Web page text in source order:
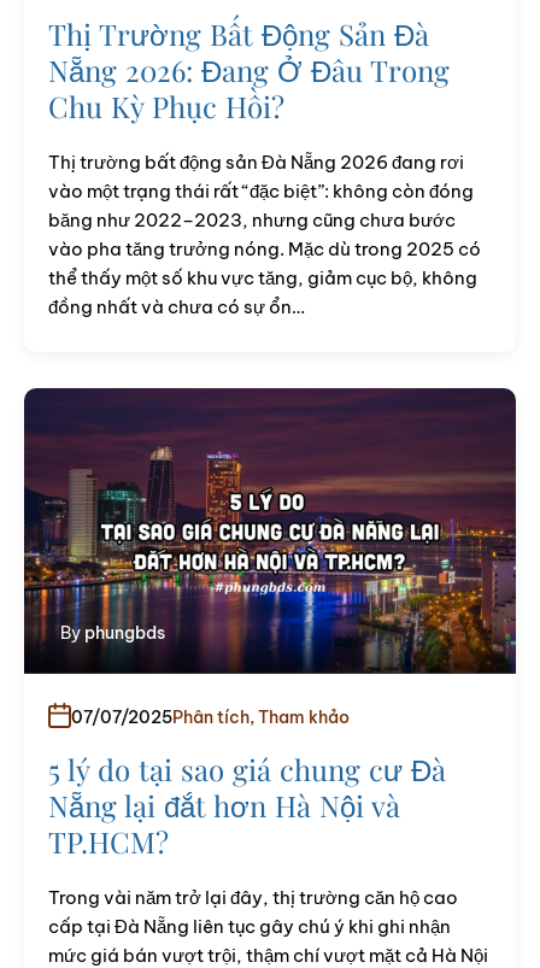
Thị Trường Bất Động Sản Đà
Nẵng 2026: Đang Ở Đâu Trong
Chu Kỳ Phục Hồi?
Thị trường bất động sản Đà Nẵng 2026 đang rơi
vào một trạng thái rất “đặc biệt”: không còn đóng
băng như 2022–2023, nhưng cũng chưa bước
vào pha tăng trưởng nóng. Mặc dù trong 2025 có
thể thấy một số khu vực tăng, giảm cục bộ, không
đồng nhất và chưa có sự ổn…
By phungbds
07/07/2025Phân tích,Tham khảo
5 lý do tại sao giá chung cư Đà
Nẵng lại đắt hơn Hà Nội và
TP.HCM?
Trong vài năm trở lại đây, thị trường căn hộ cao
cấp tại Đà Nẵng liên tục gây chú ý khi ghi nhận
mức giá bán vượt trội, thậm chí vượt mặt cả Hà Nội